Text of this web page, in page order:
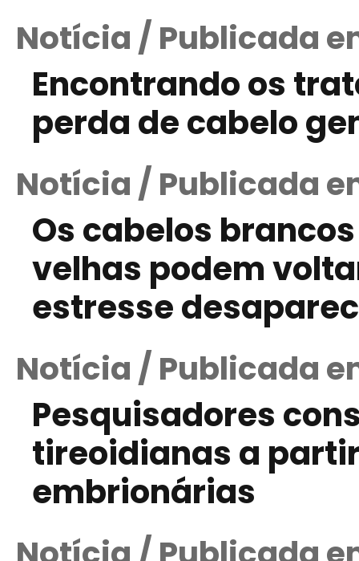
Notícia / Publicada
Encontrando os
perda de cabelo
Notícia / Publicada
Os cabelos
velhas podem
estresse
Notícia / Publicada
Pesquisadores
tireoidianas a
embrionárias